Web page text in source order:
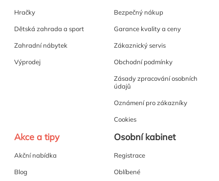
Hračky
Dětská zahrada a sport
Zahradní nábytek
Výprodej
Bezpečný nákup
Garance kvality a ceny
Zákaznický servis
Obchodní podmínky
Zásady zpracování osobních
údajů
Oznámení pro zákazníky
Cookies
Akce a tipy
Akční nabídka
Blog
Osobní kabinet
Registrace
Oblíbené